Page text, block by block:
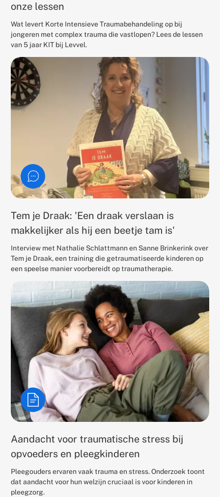
onze lessen
Wat levert Korte Intensieve Traumabehandeling op bij
jongeren met complex trauma die vastlopen? Lees de lessen
van 5 jaar KIT bij Levvel.
Tem je Draak: 'Een draak verslaan is
makkelijker als hij een beetje tam is'
Interview met Nathalie Schlattmann en Sanne Brinkerink over
Tem je Draak, een training die getraumatiseerde kinderen op
een speelse manier voorbereidt op traumatherapie.
Aandacht voor traumatische stress bij
opvoeders en pleegkinderen
Pleegouders ervaren vaak trauma en stress. Onderzoek toont
dat aandacht voor hun welzijn cruciaal is voor kinderen in
pleegzorg.